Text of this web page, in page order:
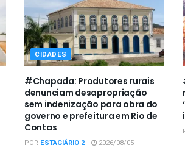
CIDADES
#Chapada: Produtores rurais
denunciam desapropriação
sem indenização para obra do
governo e prefeitura em Rio de
Contas
POR ESTAGIÁRIO 2 2026/08/05